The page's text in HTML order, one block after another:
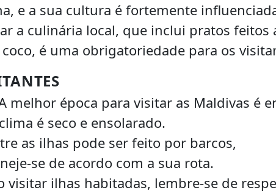
e a sua cultura é fortemente
a culinária local, que inclui pratos feitos
é uma obrigatoriedade para os
melhor época para visitar as Maldivas é
é seco e ensolarado.
as ilhas pode ser feito por barcos,
se de acordo com a sua rota.
visitar ilhas habitadas, lembre-se de